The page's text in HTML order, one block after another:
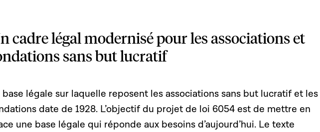
cadre légal modernisé pour les associations et
sans but lucratif
base légale sur laquelle reposent les associations sans but lucratif et les
date de 1928. L’objectif du projet de loi 6054 est de mettre en
une base légale qui réponde aux besoins d’aujourd’hui. Le texte